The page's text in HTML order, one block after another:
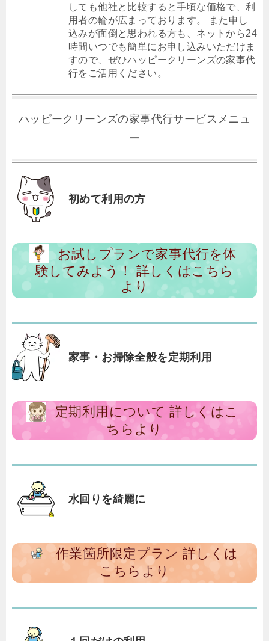
しても他社と比較すると手頃な価格で、利
用者の輪が広まっております。 また申し
込みが面倒と思われる方も、ネットから24
時間いつでも簡単にお申し込みいただけま
すので、ぜひハッピークリーンズの家事代
行をご活用ください。
ハッピークリーンズの家事代行サービスメニュ
ー
初めて利用の方
お試しプランで家事代行を体
験してみよう！ 詳しくはこちら
より
家事・お掃除全般を定期利用
定期利用について 詳しくはこ
ちらより
水回りを綺麗に
作業箇所限定プラン 詳しくは
こちらより